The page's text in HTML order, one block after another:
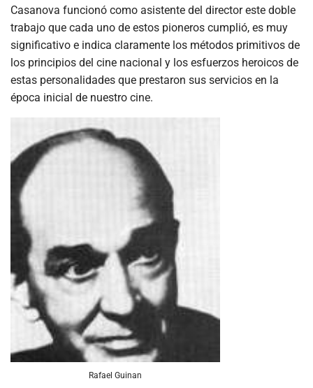
Casanova funcionó como asistente del director este doble
trabajo que cada uno de estos pioneros cumplió, es muy
significativo e indica claramente los métodos primitivos de
los principios del cine nacional y los esfuerzos heroicos de
estas personalidades que prestaron sus servicios en la
época inicial de nuestro cine.
Rafael Guinan